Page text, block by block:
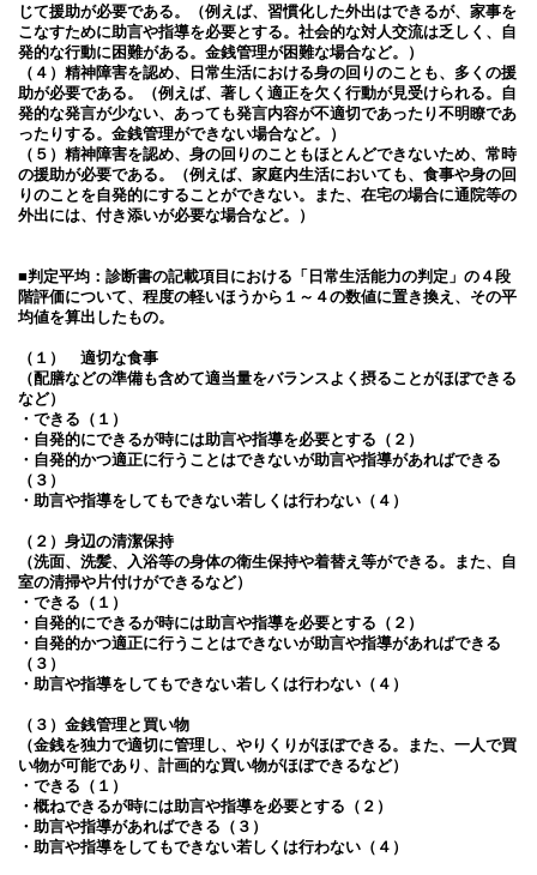
じて援助が必要である。（例えば、習慣化した外出はできるが、家事を
こなすために助言や指導を必要とする。社会的な対人交流は乏しく、自
発的な行動に困難がある。金銭管理が困難な場合など。）
（４）精神障害を認め、日常生活における身の回りのことも、多くの援
助が必要である。（例えば、著しく適正を欠く行動が見受けられる。自
発的な発言が少ない、あっても発言内容が不適切であったり不明瞭であ
ったりする。金銭管理ができない場合など。）
（５）精神障害を認め、身の回りのこともほとんどできないため、常時
の援助が必要である。（例えば、家庭内生活においても、食事や身の回
りのことを自発的にすることができない。また、在宅の場合に通院等の
外出には、付き添いが必要な場合など。）
■判定平均：診断書の記載項目における「日常生活能力の判定」の４段
階評価について、程度の軽いほうから１～４の数値に置き換え、その平
均値を算出したもの。
（１） 適切な食事
（配膳などの準備も含めて適当量をバランスよく摂ることがほぼできる
など）
・できる（１）
・自発的にできるが時には助言や指導を必要とする（２）
・自発的かつ適正に行うことはできないが助言や指導があればできる
（３）
・助言や指導をしてもできない若しくは行わない（４）
（２）身辺の清潔保持
（洗面、洗髪、入浴等の身体の衛生保持や着替え等ができる。また、自
室の清掃や片付けができるなど）
・できる（１）
・自発的にできるが時には助言や指導を必要とする（２）
・自発的かつ適正に行うことはできないが助言や指導があればできる
（３）
・助言や指導をしてもできない若しくは行わない（４）
（３）金銭管理と買い物
（金銭を独力で適切に管理し、やりくりがほぼできる。また、一人で買
い物が可能であり、計画的な買い物がほぼできるなど）
・できる（１）
・概ねできるが時には助言や指導を必要とする（２）
・助言や指導があればできる（３）
・助言や指導をしてもできない若しくは行わない（４）